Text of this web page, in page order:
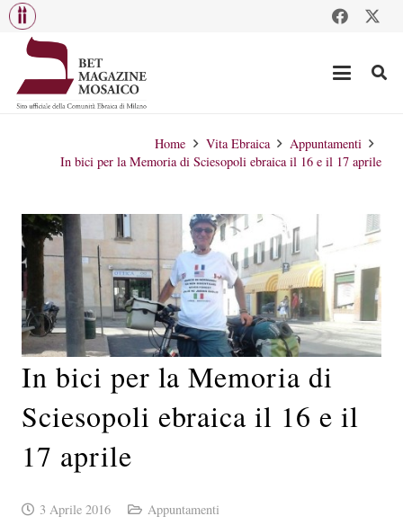
Home Vita Ebraica
Appuntamenti
In bici per la Memoria di Sciesopoli ebraica il 16 e il 17 aprile
In bici per la Memoria di
Sciesopoli ebraica il 16 e il
17 aprile
3 Aprile 2016 Appuntamenti